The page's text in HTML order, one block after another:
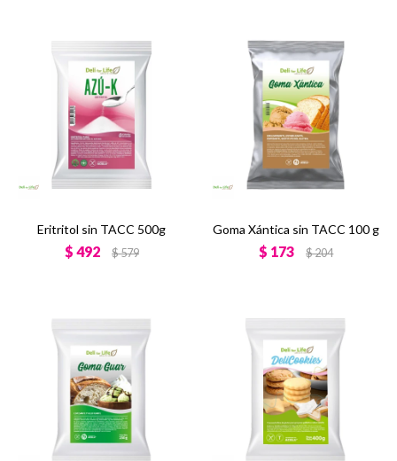
Eritritol sin TACC 500g
$ 492 $579
Goma Xántica sin TACC 100 g
$ 173 $204